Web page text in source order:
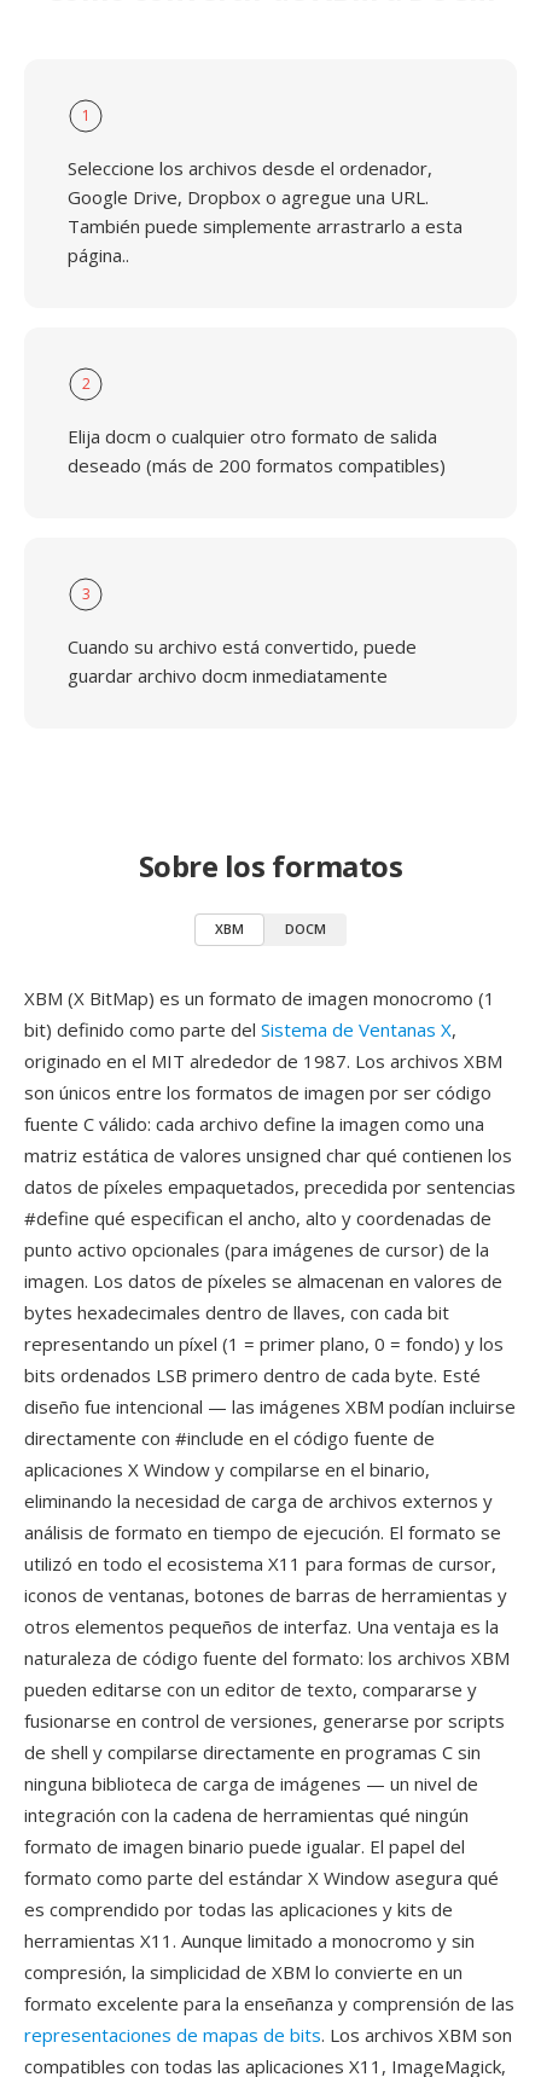
1
Seleccione los archivos desde el ordenador,
Google Drive, Dropbox o agregue una URL.
También puede simplemente arrastrarlo a esta
página..
2
Elija docm o cualquier otro formato de salida
deseado (más de 200 formatos compatibles)
3
Cuando su archivo está convertido, puede
guardar archivo docm inmediatamente
Sobre los formatos
XBM DOCM
XBM (X BitMap) es un formato de imagen monocromo (1
bit) definido como parte del Sistema de Ventanas X,
originado en el MIT alrededor de 1987. Los archivos XBM
son únicos entre los formatos de imagen por ser código
fuente C válido: cada archivo define la imagen como una
matriz estática de valores unsigned char qué contienen los
datos de píxeles empaquetados, precedida por sentencias
#define qué especifican el ancho, alto y coordenadas de
punto activo opcionales (para imágenes de cursor) de la
imagen. Los datos de píxeles se almacenan en valores de
bytes hexadecimales dentro de llaves, con cada bit
representando un píxel (1 = primer plano, 0 = fondo) y los
bits ordenados LSB primero dentro de cada byte. Esté
diseño fue intencional — las imágenes XBM podían incluirse
directamente con #include en el código fuente de
aplicaciones X Window y compilarse en el binario,
eliminando la necesidad de carga de archivos externos y
análisis de formato en tiempo de ejecución. El formato se
utilizó en todo el ecosistema X11 para formas de cursor,
iconos de ventanas, botones de barras de herramientas y
otros elementos pequeños de interfaz. Una ventaja es la
naturaleza de código fuente del formato: los archivos XBM
pueden editarse con un editor de texto, compararse y
fusionarse en control de versiones, generarse por scripts
de shell y compilarse directamente en programas C sin
ninguna biblioteca de carga de imágenes — un nivel de
integración con la cadena de herramientas qué ningún
formato de imagen binario puede igualar. El papel del
formato como parte del estándar X Window asegura qué
es comprendido por todas las aplicaciones y kits de
herramientas X11. Aunque limitado a monocromo y sin
compresión, la simplicidad de XBM lo convierte en un
formato excelente para la enseñanza y comprensión de las
representaciones de mapas de bits. Los archivos XBM son
compatibles con todas las aplicaciones X11, ImageMagick,